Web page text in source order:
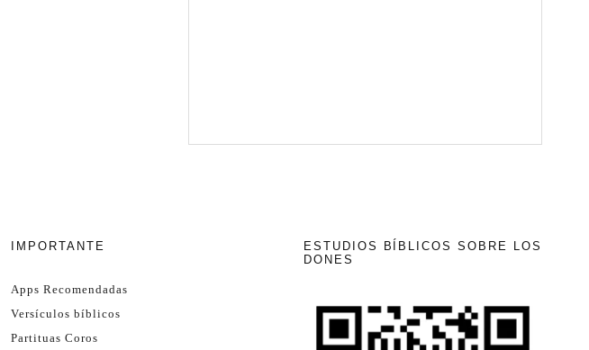
IMPORTANTE
Apps Recomendadas
Versículos bíblicos
Partituas Coros
ESTUDIOS BÍBLICOS SOBRE LOS
DONES